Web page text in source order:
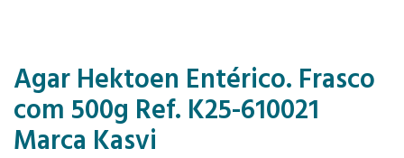
Agar Hektoen Entérico. Frasco
com 500g Ref. K25-610021
Marca Kasvi